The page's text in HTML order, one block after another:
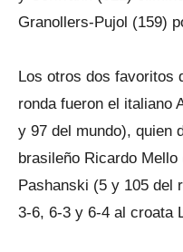
Granollers-Pujol (159)
Los otros dos favoritos
ronda fueron el italiano
y 97 del mundo), quien
brasileño Ricardo
Pashanski (5 y 105 del
3-6, 6-3 y 6-4 al croata